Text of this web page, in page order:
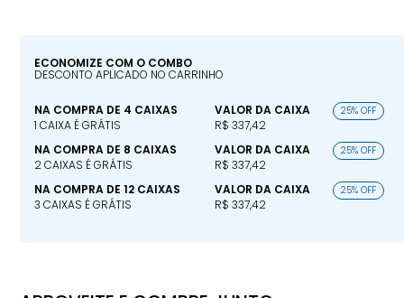
ECONOMIZE COM O COMBO
DESCONTO APLICADO NO CARRINHO
NA COMPRA DE 4 CAIXAS
1 CAIXA É GRÁTIS
VALOR DA CAIXA
R$ 337,42
25% OFF
NA COMPRA DE 8 CAIXAS
2 CAIXAS É GRÁTIS
VALOR DA CAIXA
R$ 337,42
25% OFF
NA COMPRA DE 12 CAIXAS
3 CAIXAS É GRÁTIS
VALOR DA CAIXA
R$ 337,42
25% OFF